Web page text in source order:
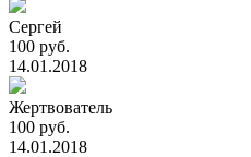
Сергей
100 руб.
14.01.2018
Жертвователь
100 руб.
14.01.2018